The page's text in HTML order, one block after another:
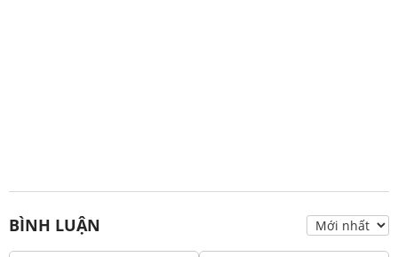
BÌNH LUẬN